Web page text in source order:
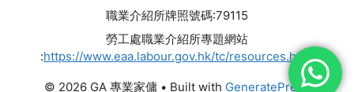
職業介紹所牌照號碼:79115
勞工處職業介紹所專題網站
:https://www.eaa.labour.gov.hk/tc/resources.html
© 2026 GA 專業家傭 • Built with GeneratePress